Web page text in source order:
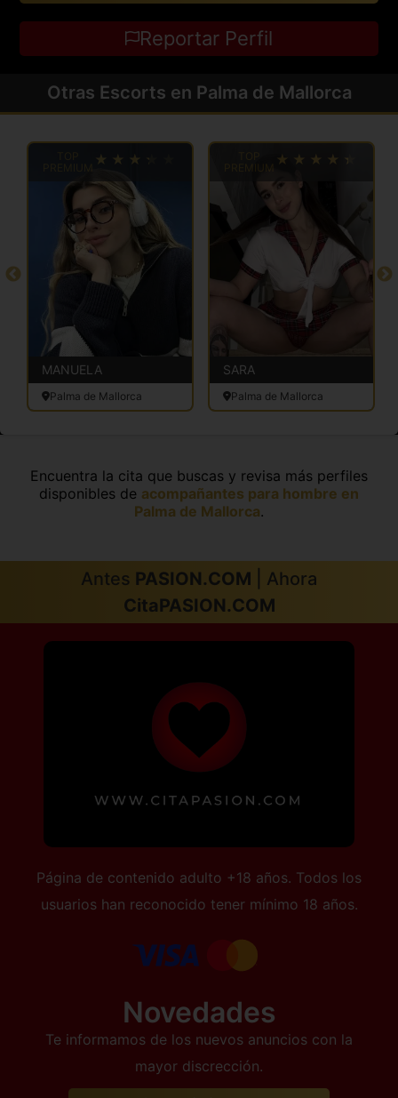
Reportar Perfil
Otras Escorts en Palma de Mallorca
MANUELA
Palma de Mallorca
SARA
Palma de Mallorca
PREMIUM
Encuentra la cita que buscas y revisa más perfiles
disponibles de acompañantes para hombre en
Palma de Mallorca.
Antes PASION.COM | Ahora
CitaPASION.COM
Página de contenido adulto +18 años. Todos los
usuarios han reconocido tener mínimo 18 años.
Novedades
Te informamos de los nuevos anuncios con la
mayor discrección.